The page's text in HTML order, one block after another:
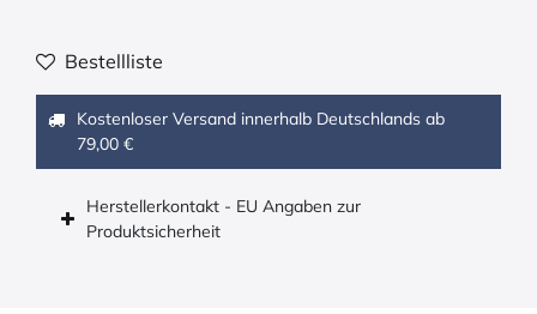
Bestellliste
Kostenloser Versand innerhalb Deutschlands ab
79,00 €
Herstellerkontakt - EU Angaben zur
Produktsicherheit